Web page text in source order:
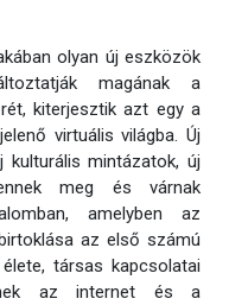
olyan új eszközök
magának a
kiterjesztik azt egy a
virtuális világba. Új
kulturális mintázatok, új
meg és várnak
amelyben az
az első számú
társas kapcsolatai
az internet és a